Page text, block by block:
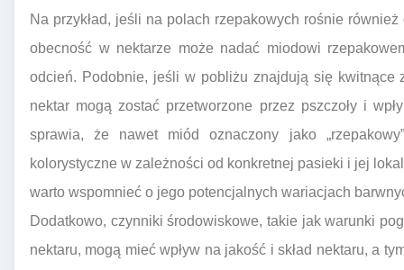
Na przykład, jeśli na polach rzepakowych rośnie
obecność w nektarze może nadać miodowi
odcień. Podobnie, jeśli w pobliżu znajdują się kwitnące
nektar mogą zostać przetworzone przez pszczoły i
sprawia, że nawet miód oznaczony jako
kolorystyczne w zależności od konkretnej pasieki i jej
warto wspomnieć o jego potencjalnych wariacjach
Dodatkowo, czynniki środowiskowe, takie jak warunki
nektaru, mogą mieć wpływ na jakość i skład nektaru, a